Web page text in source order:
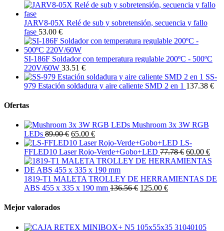
JARV8-05X Relé de sub y sobretensión, secuencia y fallo
fase 53.00 €
SI-186F Soldador con temperatura regulable 200ºC - 500ºC
220V/60W 33.51 €
SS-
979 Estación soldadura y aire caliente SMD 2 en 1 137.38 €
Ofertas
Mushroom 3x 3W RGB
LEDs 89.00 € 65.00 €
LS-
FFLED10 Laser Rojo-Verde+Gobo+LED 77.78 € 60.00 €
1819-T1 MALETA TROLLEY DE HERRAMIENTAS DE
ABS 455 x 335 x 190 mm 136.56 € 125.00 €
Mejor valorados